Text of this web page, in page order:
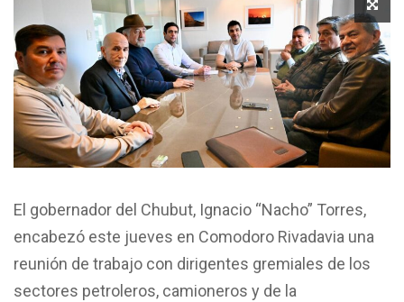
El gobernador del Chubut, Ignacio “Nacho” Torres,
encabezó este jueves en Comodoro Rivadavia una
reunión de trabajo con dirigentes gremiales de los
sectores petroleros, camioneros y de la